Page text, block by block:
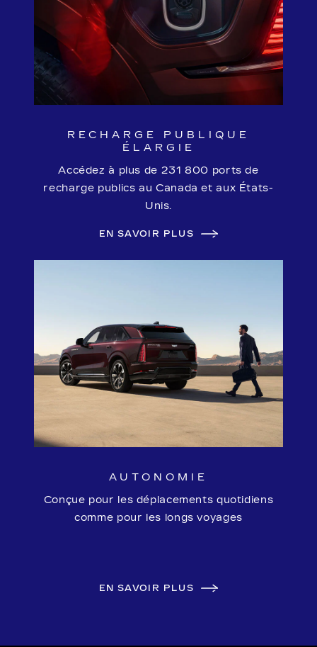
RECHARGE PUBLIQUE
ÉLARGIE
Accédez à plus de 231 800 ports de
recharge publics au Canada et aux États-
Unis.
EN SAVOIR PLUS
AUTONOMIE
Conçue pour les déplacements quotidiens
comme pour les longs voyages
EN SAVOIR PLUS